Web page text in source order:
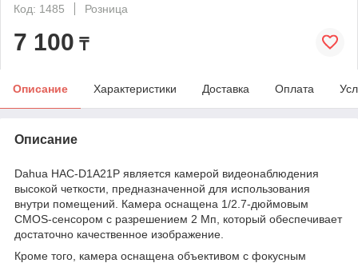
Код: 1485
Розница
7 100 ₸
Описание Характеристики Доставка Оплата
Описание
Dahua HAC-D1A21P является камерой видеонаблюдения
высокой четкости, предназначенной для использования
внутри помещений. Камера оснащена 1/2.7-дюймовым
CMOS-сенсором с разрешением 2 Мп, который обеспечивает
достаточно качественное изображение.
Кроме того, камера оснащена объективом с фокусным